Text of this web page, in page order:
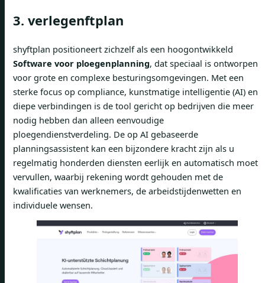
3. verlegenftplan
shyftplan positioneert zichzelf als een hoogontwikkeld
Software voor ploegenplanning, dat speciaal is ontworpen
voor grote en complexe besturingsomgevingen. Met een
sterke focus op compliance, kunstmatige intelligentie (AI) en
diepe verbindingen is de tool gericht op bedrijven die meer
nodig hebben dan alleen eenvoudige
ploegendienstverdeling. De op AI gebaseerde
planningsassistent kan een bijzondere kracht zijn als u
regelmatig honderden diensten eerlijk en automatisch moet
vervullen, waarbij rekening wordt gehouden met de
kwalificaties van werknemers, de arbeidstijdenwetten en
individuele wensen.